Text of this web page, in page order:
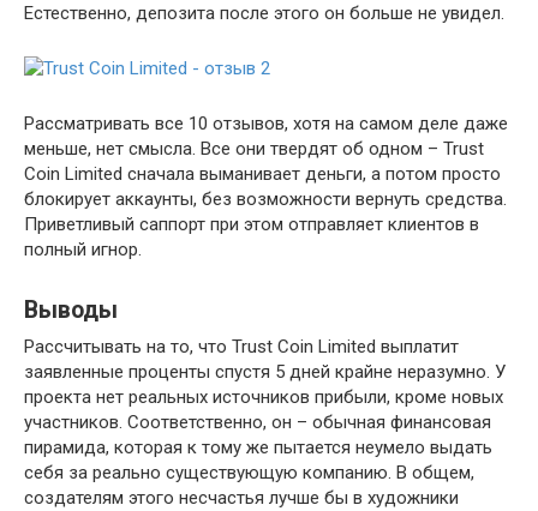
Естественно, депозита после этого он больше не увидел.
Рассматривать все 10 отзывов, хотя на самом деле даже
меньше, нет смысла. Все они твердят об одном – Trust
Coin Limited сначала выманивает деньги, а потом просто
блокирует аккаунты, без возможности вернуть средства.
Приветливый саппорт при этом отправляет клиентов в
полный игнор.
Выводы
Рассчитывать на то, что Trust Coin Limited выплатит
заявленные проценты спустя 5 дней крайне неразумно. У
проекта нет реальных источников прибыли, кроме новых
участников. Соответственно, он – обычная финансовая
пирамида, которая к тому же пытается неумело выдать
себя за реально существующую компанию. В общем,
создателям этого несчастья лучше бы в художники